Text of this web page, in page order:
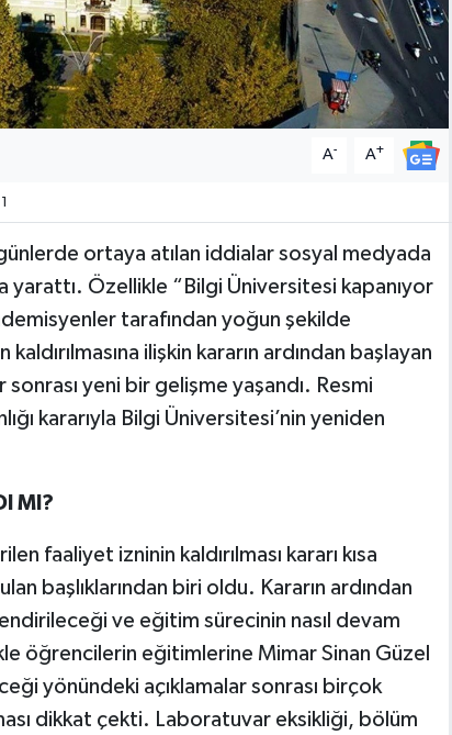
A- A+
1
ortaya atılan iddialar sosyal medyada
Özellikle “Bilgi Üniversitesi kapanıyor
tarafından yoğun şekilde
ilişkin kararın ardından başlayan
yeni bir gelişme yaşandı. Resmi
kararıyla Bilgi Üniversitesi’nin yeniden
MI?
faaliyet izninin kaldırılması kararı kısa
başlıklarından biri oldu. Kararın ardından
ve eğitim sürecinin nasıl devam
öğrencilerin eğitimlerine Mimar Sinan Güzel
yönündeki açıklamalar sonrası birçok
dikkat çekti. Laboratuvar eksikliği, bölüm